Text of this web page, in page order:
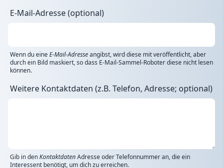
E-Mail-Adresse (optional)
Wenn du eineE-Mail-Adresseangibst, wird diese mit veröffentlicht, aber
durch ein Bild maskiert, so dass E-Mail-Sammel-Roboter diese nicht lesen
können.
Weitere Kontaktdaten (z.B. Telefon, Adresse; optional)
Gib in denKontaktdatenAdresse oder Telefonnummer an, die ein
Interessent benötigt, um dich zu erreichen.